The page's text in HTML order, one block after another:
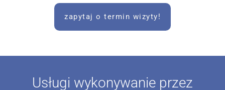
zapytaj o termin wizyty!
Usługi wykonywanie przez